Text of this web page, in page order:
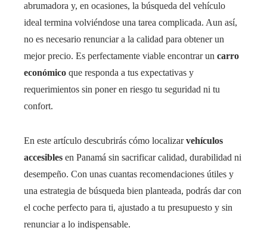
abrumadora y, en ocasiones, la búsqueda del vehículo
ideal termina volviéndose una tarea complicada. Aun así,
no es necesario renunciar a la calidad para obtener un
mejor precio. Es perfectamente viable encontrar un carro
económico que responda a tus expectativas y
requerimientos sin poner en riesgo tu seguridad ni tu
confort.
En este artículo descubrirás cómo localizarvehículos
accesibles en Panamá sin sacrificar calidad, durabilidad ni
desempeño. Con unas cuantas recomendaciones útiles y
una estrategia de búsqueda bien planteada, podrás dar con
el coche perfecto para ti, ajustado a tu presupuesto y sin
renunciar a lo indispensable.